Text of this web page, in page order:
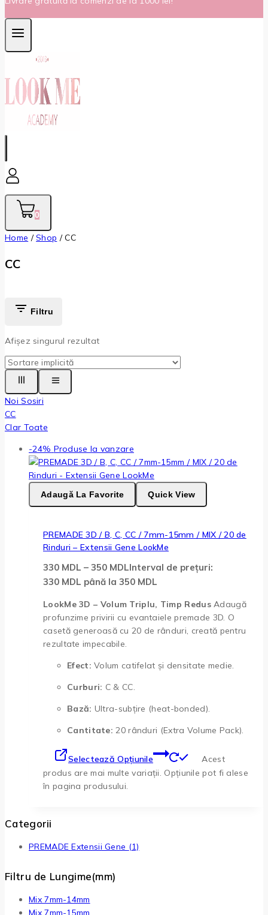
0
Home / Shop / CC
CC
Filtru
Afișez singurul rezultat
Noi Sosiri
CC
Clar Toate
-24% Produse la vanzare
Adaugă La Favorite Quick View
PREMADE 3D / B, C, CC / 7mm-15mm / MIX / 20 de
Rinduri – Extensii Gene LookMe
330 MDL – 350 MDLInterval de prețuri:
330 MDL până la 350 MDL
LookMe 3D – Volum Triplu, Timp RedusAdaugă
profunzime privirii cu evantaiele premade 3D. O
casetă generoasă cu 20 de rânduri, creată pentru
rezultate impecabile.
Efect: Volum catifelat și densitate medie.
Curburi: C & CC.
Bază: Ultra-subțire (heat-bonded).
Cantitate: 20 rânduri (Extra Volume Pack).
Selectează Opțiunile
Acest
produs are mai multe variații. Opțiunile pot fi alese
în pagina produsului.
Categorii
PREMADE Extensii Gene (1)
Filtru de Lungime(mm)
Mix 7mm-14mm
Mix 7mm-15mm